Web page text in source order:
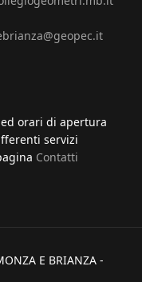
orari di apertura
servizi
Contatti
E BRIANZA -